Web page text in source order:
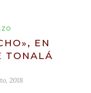
EN
TONALÁ
2018